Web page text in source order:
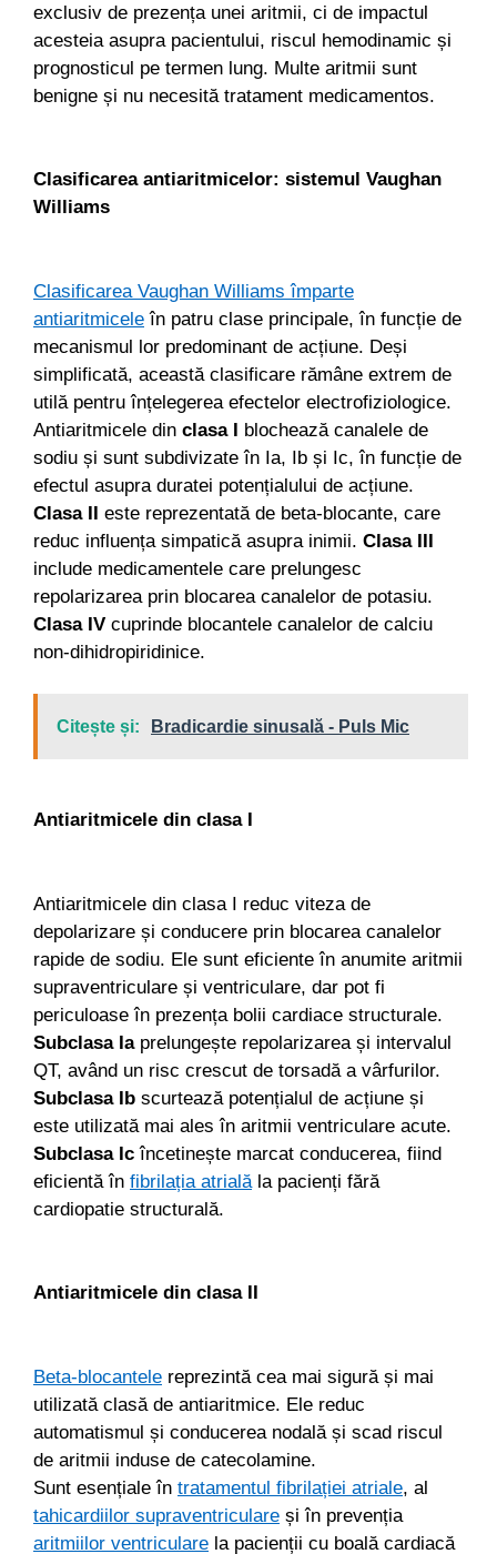
exclusiv de prezența unei aritmii, ci de impactul
acesteia asupra pacientului, riscul hemodinamic și
prognosticul pe termen lung. Multe aritmii sunt
benigne și nu necesită tratament medicamentos.
Clasificarea antiaritmicelor: sistemul Vaughan
Williams
Clasificarea Vaughan Williams împarte
antiaritmicele în patru clase principale, în funcție de
mecanismul lor predominant de acțiune. Deși
simplificată, această clasificare rămâne extrem de
utilă pentru înțelegerea efectelor electrofiziologice.
Antiaritmicele din clasa I blochează canalele de
sodiu și sunt subdivizate în Ia, Ib și Ic, în funcție de
efectul asupra duratei potențialului de acțiune.
Clasa II este reprezentată de beta-blocante, care
reduc influența simpatică asupra inimii. Clasa III
include medicamentele care prelungesc
repolarizarea prin blocarea canalelor de potasiu.
Clasa IV cuprinde blocantele canalelor de calciu
non-dihidropiridinice.
Citește și: Bradicardie sinusală - Puls Mic
Antiaritmicele din clasa I
Antiaritmicele din clasa I reduc viteza de
depolarizare și conducere prin blocarea canalelor
rapide de sodiu. Ele sunt eficiente în anumite aritmii
supraventriculare și ventriculare, dar pot fi
periculoase în prezența bolii cardiace structurale.
Subclasa Iaprelungește repolarizarea și intervalul
QT, având un risc crescut de torsadă a vârfurilor.
Subclasa Ib scurtează potențialul de acțiune și
este utilizată mai ales în aritmii ventriculare acute.
Subclasa Ic încetinește marcat conducerea, fiind
eficientă în fibrilația atrială la pacienți fără
cardiopatie structurală.
Antiaritmicele din clasa II
Beta-blocantele reprezintă cea mai sigură și mai
utilizată clasă de antiaritmice. Ele reduc
automatismul și conducerea nodală și scad riscul
de aritmii induse de catecolamine.
Sunt esențiale în tratamentul fibrilației atriale, al
tahicardiilor supraventriculare și în prevenția
aritmiilor ventriculare la pacienții cu boală cardiacă